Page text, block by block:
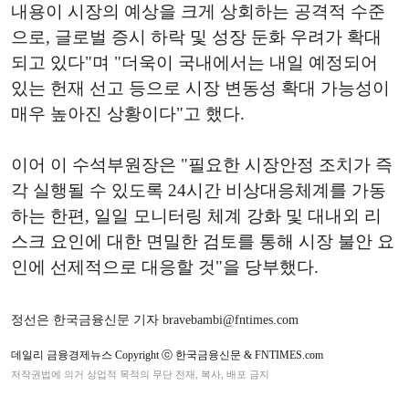
내용이 시장의 예상을 크게 상회하는 공격적 수준
으로, 글로벌 증시 하락 및 성장 둔화 우려가 확대
되고 있다"며 "더욱이 국내에서는 내일 예정되어
있는 헌재 선고 등으로 시장 변동성 확대 가능성이
매우 높아진 상황이다"고 했다.
이어 이 수석부원장은 "필요한 시장안정 조치가 즉
각 실행될 수 있도록 24시간 비상대응체계를 가동
하는 한편, 일일 모니터링 체계 강화 및 대내외 리
스크 요인에 대한 면밀한 검토를 통해 시장 불안 요
인에 선제적으로 대응할 것"을 당부했다.
정선은 한국금융신문 기자 bravebambi@fntimes.com
데일리 금융경제뉴스 Copyright ⓒ 한국금융신문 & FNTIMES.com
저작권법에 의거 상업적 목적의 무단 전재, 복사, 배포 금지